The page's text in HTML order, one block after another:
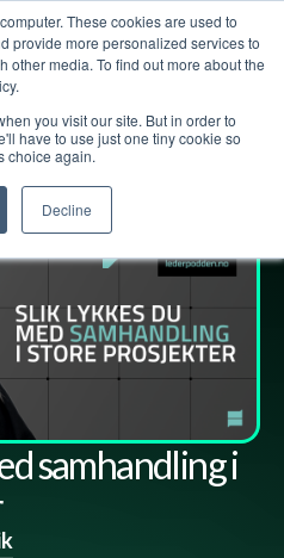
These cookies are used to
provide more personalized services to
other media. To find out more about the
you visit our site. But in order to
have to use just one tiny cookie so
choice again.
Decline
178 Del
samhandling i